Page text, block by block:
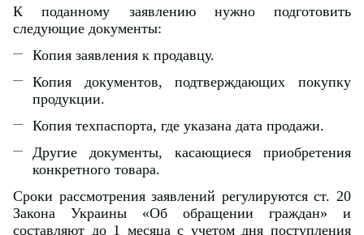
К поданному заявлению нужно подготовить
следующие документы:
Копия заявления к продавцу.
Копия документов, подтверждающих покупку
продукции.
Копия техпаспорта, где указана дата продажи.
Другие документы, касающиеся приобретения
конкретного товара.
Сроки рассмотрения заявлений регулируются ст. 20
Закона Украины «Об обращении граждан» и
составляют до 1 месяца с учетом дня поступления